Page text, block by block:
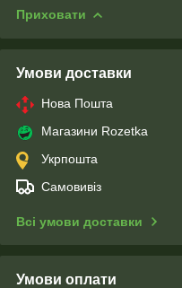
Приховати
Умови доставки
Нова Пошта
Магазини Rozetka
Укрпошта
Самовивіз
Всі умови доставки
Умови оплати